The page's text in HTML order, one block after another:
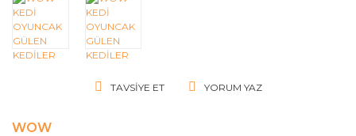
TAVSIYE ET YORUM YAZ
WOW